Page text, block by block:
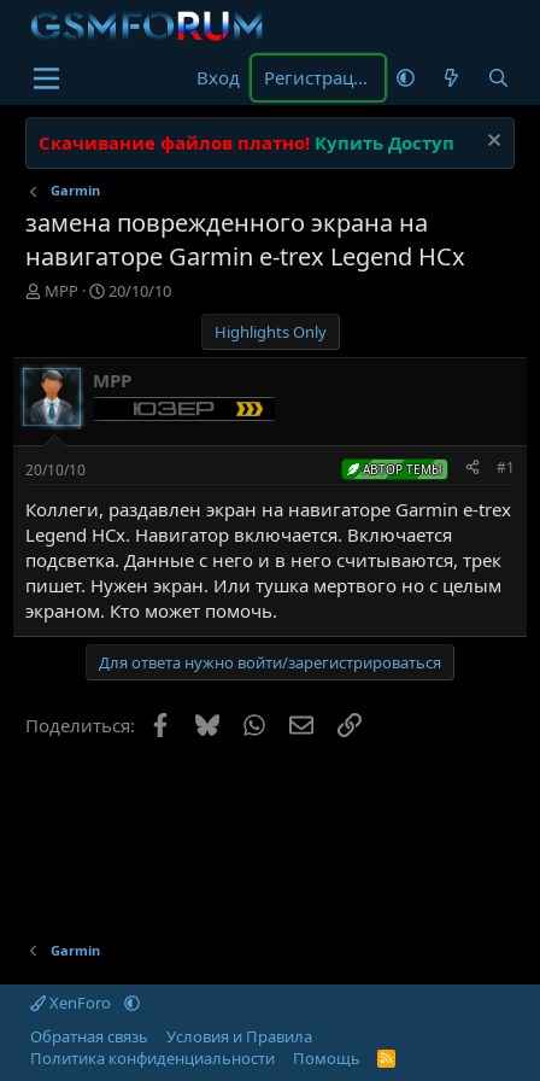
Вход Регистрация
Скачивание файлов платно! Купить Доступ
Garmin
замена поврежденного экрана на
навигаторе Garmin e-trex Legend HCx
А
о
р
т
е
м
ы
MPP
Д
а
н
а
ч
а
20/10/10
Highlights Only
MPP
20/10/10 АВТОР ТЕМЫ #1
Коллеги, раздавлен экран на навигаторе Garmin e-trex
Legend HCx. Навигатор включается. Включается
подсветка. Данные с него и в него считываются, трек
пишет. Нужен экран. Или тушка мертвого но с целым
экраном. Кто может помочь.
Для ответа нужно войти/зарегистрироваться
Поделиться: Facebook
Bluesky WhatsAppЭлектронная почта
Ссылка
Garmin
XenForo
Обратная связь
Условия и Правила
Политика конфиденциальности
Помощь
R